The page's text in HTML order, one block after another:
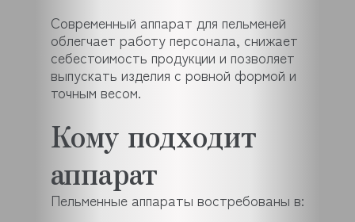
Современный аппарат для пельменей
облегчает работу персонала, снижает
себестоимость продукции и позволяет
выпускать изделия с ровной формой и
точным весом.
Кому подходит
аппарат
Пельменные аппараты востребованы в: